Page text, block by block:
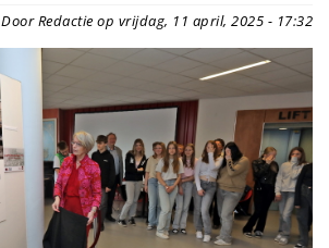
Door Redactie op vrijdag, 11 april, 2025 - 17:32